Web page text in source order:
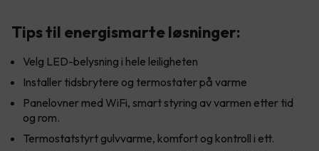
Tips til energismarte løsninger:
Velg LED-belysning i hele leiligheten
Installer tidsbrytere og termostater på varme
Panelovner med WiFi, smart styring av varmen etter tid
og rom.
Termostatstyrt gulvvarme, komfort og kontroll i ett.